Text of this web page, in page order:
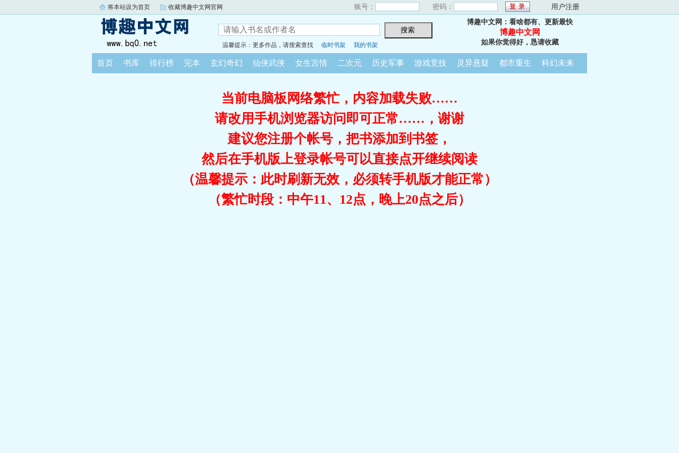
将本站设为首页 收藏博趣中文网官网 账号： 密码： 用户注册
温馨提示：更多作品，请搜索查找 临时书架 我的书架
博趣中文网：看啥都有、更新最快
博趣中文网
如果你觉得好，恳请收藏
首页 书库 排行榜 完本 玄幻奇幻 仙侠武侠 女生言情 二次元 历史军事 游戏竞技 灵异悬疑 都市重生 科幻未来
当前电脑板网络繁忙，内容加载失败……
请改用手机浏览器访问即可正常……，谢谢
建议您注册个帐号，把书添加到书签，
然后在手机版上登录帐号可以直接点开继续阅读
（温馨提示：此时刷新无效，必须转手机版才能正常）
（繁忙时段：中午11、12点，晚上20点之后）